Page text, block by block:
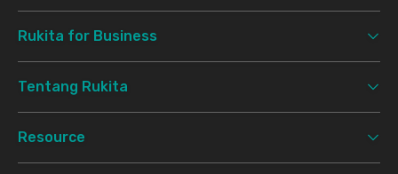
Rukita for Business
Tentang Rukita
Resource